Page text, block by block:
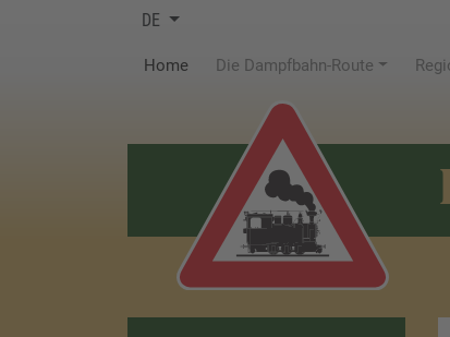
DE
Home(current)Die Dampfbahn-Route